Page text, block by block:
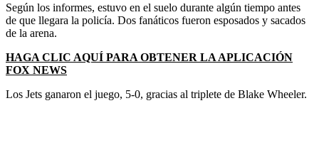
Según los informes, estuvo en el suelo durante algún tiempo antes
de que llegara la policía. Dos fanáticos fueron esposados ​​y sacados
de la arena.
HAGA CLIC AQUÍ PARA OBTENER LA APLICACIÓN
FOX NEWS
Los Jets ganaron el juego, 5-0, gracias al triplete de Blake Wheeler.